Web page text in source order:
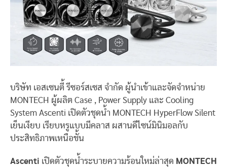
บริษัท เอสเซนตี้ รีซอร์สเซส จำกัด ผู้นำเข้าและจัดจำหน่าย
MONTECH ผู้ผลิต Case , Power Supply และ Cooling
System Ascenti เปิดตัวชุดน้ำ MONTECH HyperFlow Silent
เย็นเงียบ เรียบหรูแบบมีคลาส ผสานดีไซน์มินิมอลกับ
ประสิทธิภาพเหนือชั้น
Ascenti เปิดตัวชุดน้ำระบายความร้อนใหม่ล่าสุด MONTECH